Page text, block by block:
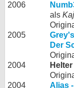
2006
als
2005
Der
2004
2004
Alias